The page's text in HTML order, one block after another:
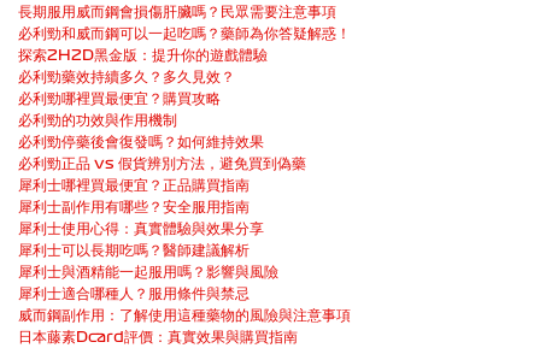
長期服用威而鋼會損傷肝臟嗎？民眾需要注意事項
必利勁和威而鋼可以一起吃嗎？藥師為你答疑解惑！
探索2H2D黑金版：提升你的遊戲體驗
必利勁藥效持續多久？多久見效？
必利勁哪裡買最便宜？購買攻略
必利勁的功效與作用機制
必利勁停藥後會復發嗎？如何維持效果
必利勁正品 vs 假貨辨別方法，避免買到偽藥
犀利士哪裡買最便宜？正品購買指南
犀利士副作用有哪些？安全服用指南
犀利士使用心得：真實體驗與效果分享
犀利士可以長期吃嗎？醫師建議解析
犀利士與酒精能一起服用嗎？影響與風險
犀利士適合哪種人？服用條件與禁忌
威而鋼副作用：了解使用這種藥物的風險與注意事項
日本藤素Dcard評價：真實效果與購買指南